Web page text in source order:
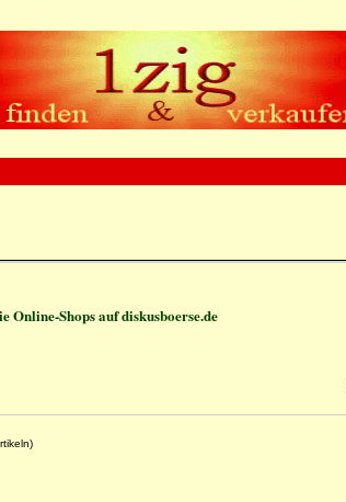
Online-Shops auf diskusboerse.de